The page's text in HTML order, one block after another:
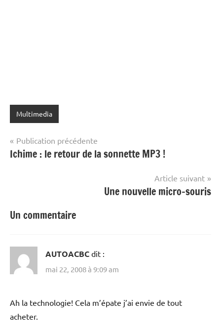
Multimedia
Navigation
de
Publication précédente
Ichime : le retour de la sonnette MP3 !
Article suivant
Une nouvelle micro-souris
Un commentaire
AUTOACBC dit :
mai 22, 2008 à 9:09 am
Ah la technologie! Cela m’épate j’ai envie de tout
acheter.